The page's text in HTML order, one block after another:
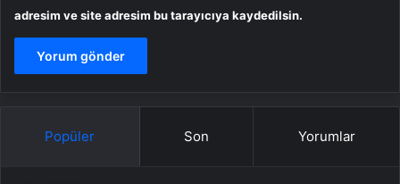
adresim ve site adresim bu tarayıcıya kaydedilsin.
Popüler Son Yorumlar